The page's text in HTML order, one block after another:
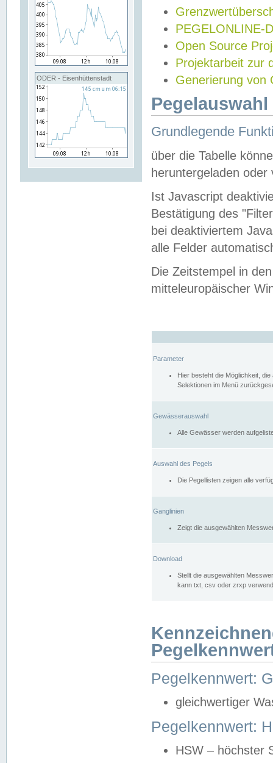
ODER - Eisenhüttenstadt
PEGELONLINE-
Open Source
Projektarbeit zur
Generierung von
Grundlegende
über die Tabelle
heruntergeladen oder
Ist Javascript
Bestätigung des
bei deaktiviertem
alle Felder
Die Zeitstempel in
mitteleuropäischer
Parameter
Hier besteht die Möglichkeit,
Selektionen im Menü
Gewässerauswahl
Alle Gewässer werden
Auswahl des Pegels
Die Pegellisten zeigen alle
Ganglinien
Zeigt die ausgewählten
Download
Stellt die ausgewählten
kann txt, csv oder zrxp
Pegelkennwert:
gleichwertiger
Pegelkennwert:
HSW – höchster